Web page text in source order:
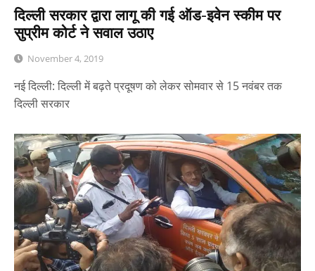
दिल्ली सरकार द्वारा लागू की गई ऑड-इवेन स्कीम पर
सुप्रीम कोर्ट ने सवाल उठाए
November 4, 2019
नई दिल्ली: दिल्ली में बढ़ते प्रदूषण को लेकर सोमवार से 15 नवंबर तक
दिल्ली सरकार